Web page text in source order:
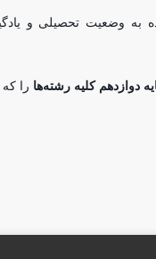
به وضعیت تحصیلی و
را